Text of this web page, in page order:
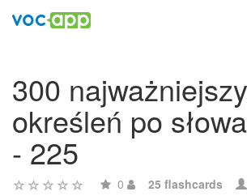
300
określeń po
- 225
0 25 flashcards